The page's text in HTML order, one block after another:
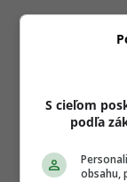
S cieľom
podľa
obsahu,